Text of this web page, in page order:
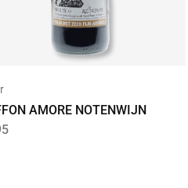
AMORE NOTENWIJN